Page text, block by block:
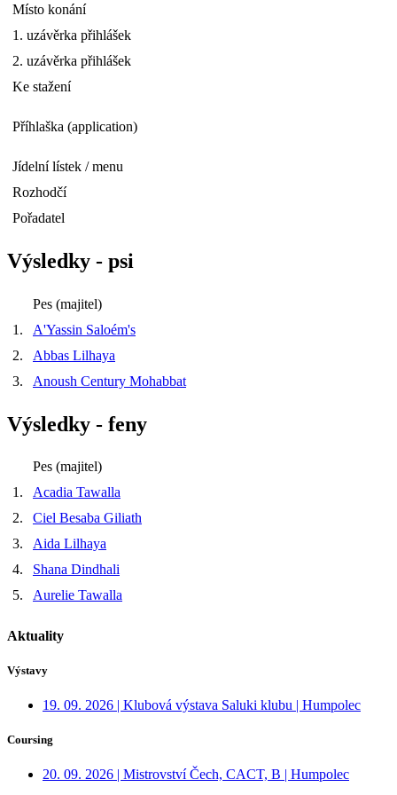
Místo konání
1. uzávěrka přihlášek
2. uzávěrka přihlášek
Ke stažení
Příhlaška (application)
Jídelní lístek / menu
Rozhodčí
Pořadatel
Výsledky - psi
Pes (majitel)
1.
A'Yassin Saloém's
2.
Abbas Lilhaya
3.
Anoush Century Mohabbat
Výsledky - feny
Pes (majitel)
1.
Acadia Tawalla
2.
Ciel Besaba Giliath
3.
Aida Lilhaya
4.
Shana Dindhali
5.
Aurelie Tawalla
Aktuality
Výstavy
19. 09. 2026 | Klubová výstava Saluki klubu | Humpolec
Coursing
20. 09. 2026 | Mistrovství Čech, CACT, B | Humpolec